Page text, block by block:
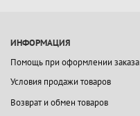
ИНФОРМАЦИЯ
Помощь при оформлении заказа
Условия продажи товаров
Возврат и обмен товаров